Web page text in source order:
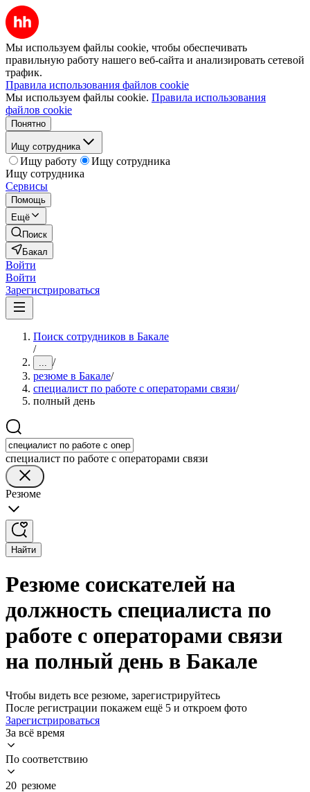
Мы используем файлы cookie, чтобы обеспечивать
правильную работу нашего веб-сайта и анализировать сетевой
трафик.
Правила использования файлов cookie
Мы используем файлы cookie. Правила использования
файлов cookie
Понятно
Ищу сотрудника
Ищу работу
Ищу сотрудника
Ищу сотрудника
Сервисы
Помощь
Ещё
Поиск
Бакал
Войти
Войти
Зарегистрироваться
Поиск сотрудников в Бакале
/
... /
резюме в Бакале/
специалист по работе с операторами связи/
полный день
специалист по работе с операторами связи
Резюме
Найти
Резюме соискателей на
должность специалиста по
работе с операторами связи
на полный день в Бакале
Чтобы видеть все резюме, зарегистрируйтесь
После регистрации покажем ещё 5 и откроем фото
Зарегистрироваться
За всё время
По соответствию
20 резюме